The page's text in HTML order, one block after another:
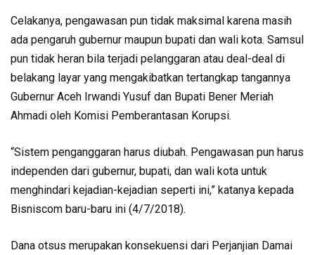
Celakanya, pengawasan pun tidak maksimal karena masih
ada pengaruh gubernur maupun bupati dan wali kota. Samsul
pun tidak heran bila terjadi pelanggaran atau deal-deal di
belakang layar yang mengakibatkan tertangkap tangannya
Gubernur Aceh Irwandi Yusuf dan Bupati Bener Meriah
Ahmadi oleh Komisi Pemberantasan Korupsi.
“Sistem penganggaran harus diubah. Pengawasan pun harus
independen dari gubernur, bupati, dan wali kota untuk
menghindari kejadian-kejadian seperti ini,” katanya kepada
Bisniscom baru-baru ini (4/7/2018).
Dana otsus merupakan konsekuensi dari Perjanjian Damai